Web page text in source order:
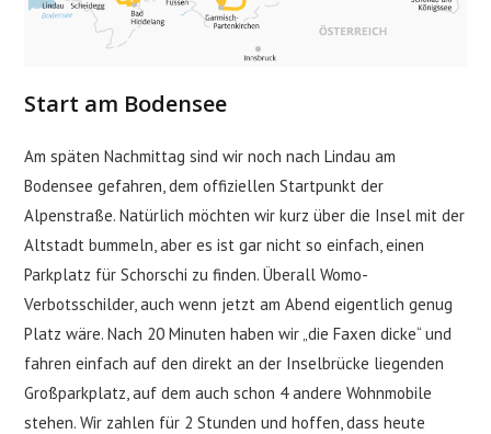
Start am Bodensee
Am späten Nachmittag sind wir noch nach Lindau am
Bodensee gefahren, dem offiziellen Startpunkt der
Alpenstraße. Natürlich möchten wir kurz über die Insel mit der
Altstadt bummeln, aber es ist gar nicht so einfach, einen
Parkplatz für Schorschi zu finden. Überall Womo-
Verbotsschilder, auch wenn jetzt am Abend eigentlich genug
Platz wäre. Nach 20 Minuten haben wir „die Faxen dicke“ und
fahren einfach auf den direkt an der Inselbrücke liegenden
Großparkplatz, auf dem auch schon 4 andere Wohnmobile
stehen. Wir zahlen für 2 Stunden und hoffen, dass heute